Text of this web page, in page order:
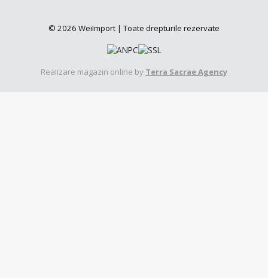
© 2026 WeiImport | Toate drepturile rezervate
Realizare magazin online by Terra Sacrae Agency